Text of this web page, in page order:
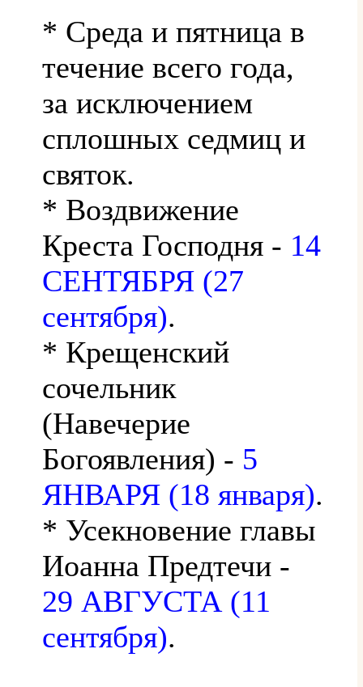
* Среда и пятница в
течение всего года,
за исключением
сплошных седмиц и
святок.
* Воздвижение
Креста Господня - 14
СЕНТЯБРЯ (27
сентября).
* Крещенский
сочельник
(Навечерие
Богоявления) - 5
ЯНВАРЯ (18 января).
* Усекновение главы
Иоанна Предтечи -
29 АВГУСТА (11
сентября).